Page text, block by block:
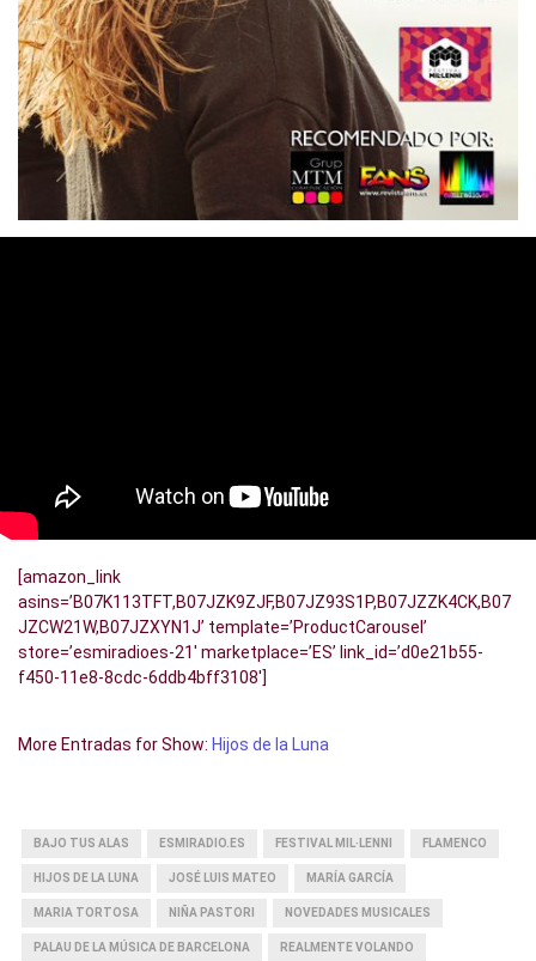
[amazon_link
asins=’B07K113TFT,B07JZK9ZJF,B07JZ93S1P,B07JZZK4CK,B07
JZCW21W,B07JZXYN1J’ template=’ProductCarousel’
store=’esmiradioes-21′ marketplace=’ES’ link_id=’d0e21b55-
f450-11e8-8cdc-6ddb4bff3108′]
More Entradas for Show: Hijos de la Luna
BAJO TUS ALAS ESMIRADIO.ES FESTIVAL MIL·LENNI FLAMENCO
HIJOS DE LA LUNA JOSÉ LUIS MATEO MARÍA GARCÍA
MARIA TORTOSA NIÑA PASTORI NOVEDADES MUSICALES
PALAU DE LA MÚSICA DE BARCELONA REALMENTE VOLANDO